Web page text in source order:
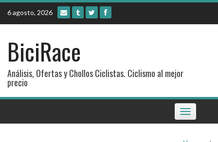
Skip
content
6 agosto, 2026
BiciRace
Análisis, Ofertas y Chollos Ciclistas. Ciclismo al mejor
precio
Toggle
navigation